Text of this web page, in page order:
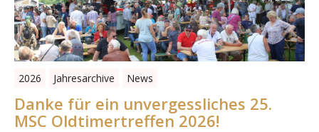
2026 Jahresarchive News
Danke für ein unvergessliches 25.
MSC Oldtimertreffen 2026!